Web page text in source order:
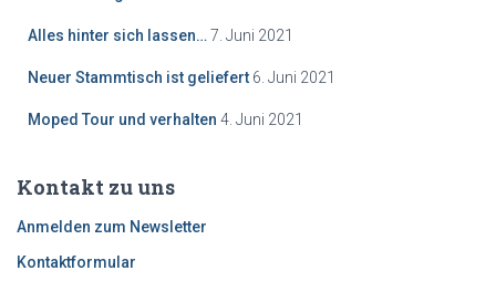
Alles hinter sich lassen… 7. Juni 2021
Neuer Stammtisch ist geliefert 6. Juni 2021
Moped Tour und verhalten 4. Juni 2021
Kontakt zu uns
Anmelden zum Newsletter
Kontaktformular